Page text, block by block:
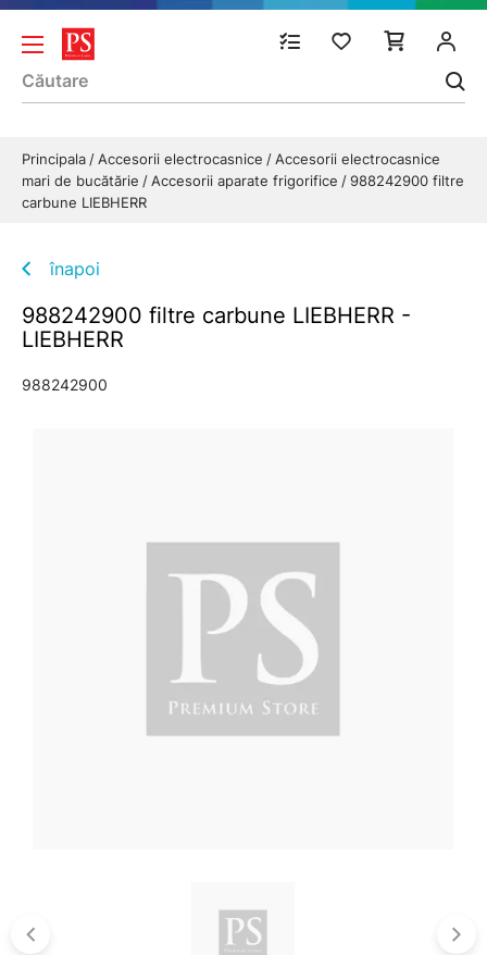
Principala Accesorii electrocasnice
Accesorii electrocasnice
mari de bucătărie
Accesorii aparate frigorifice
988242900 filtre
carbune LIEBHERR
înapoi
988242900 filtre carbune LIEBHERR -
LIEBHERR
988242900